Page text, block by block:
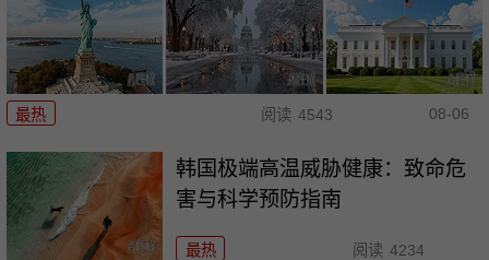
最热 阅读 4543 08-06
韩国极端高温威胁健康：致命危
害与科学预防指南
最热 阅读 4234